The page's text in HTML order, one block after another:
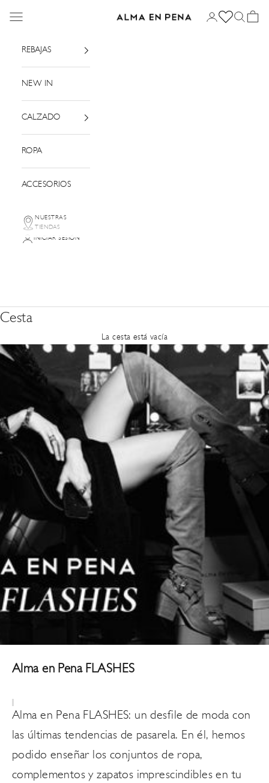
Alma en Pena
Menú Iniciar sesión
Buscar
Cesta
REBAJAS
NEW IN
CALZADO
ROPA
ACCESORIOS
NUESTRAS
TIENDAS
INICIAR SESIÓN
Cesta
La cesta está vacía
Alma en Pena FLASHES
Alma en Pena FLASHES: un desfile de moda con
las últimas tendencias de pasarela. En él, hemos
podido enseñar los conjuntos de ropa,
complementos y zapatos imprescindibles en tu